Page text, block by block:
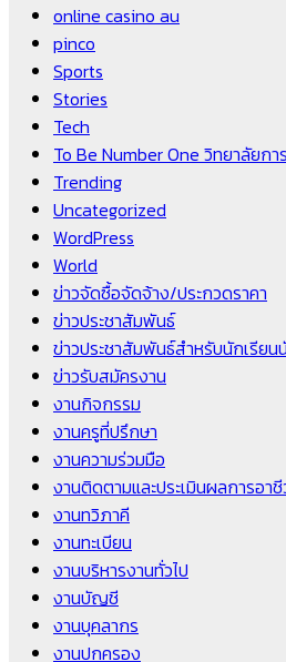
online casino au
pinco
Sports
Stories
Tech
To Be Number One วิทยาลัยก
Trending
Uncategorized
WordPress
World
ข่าวจัดซื้อจัดจ้าง/ประกวดราคา
ข่าวประชาสัมพันธ์
ข่าวประชาสัมพันธ์สำหรับนักเรียน
ข่าวรับสมัครงาน
งานกิจกรรม
งานครูที่ปรึกษา
งานความร่วมมือ
งานติดตามและประเมินผลการอา
งานทวิภาคี
งานทะเบียน
งานบริหารงานทั่วไป
งานบัญชี
งานบุคลากร
งานปกครอง